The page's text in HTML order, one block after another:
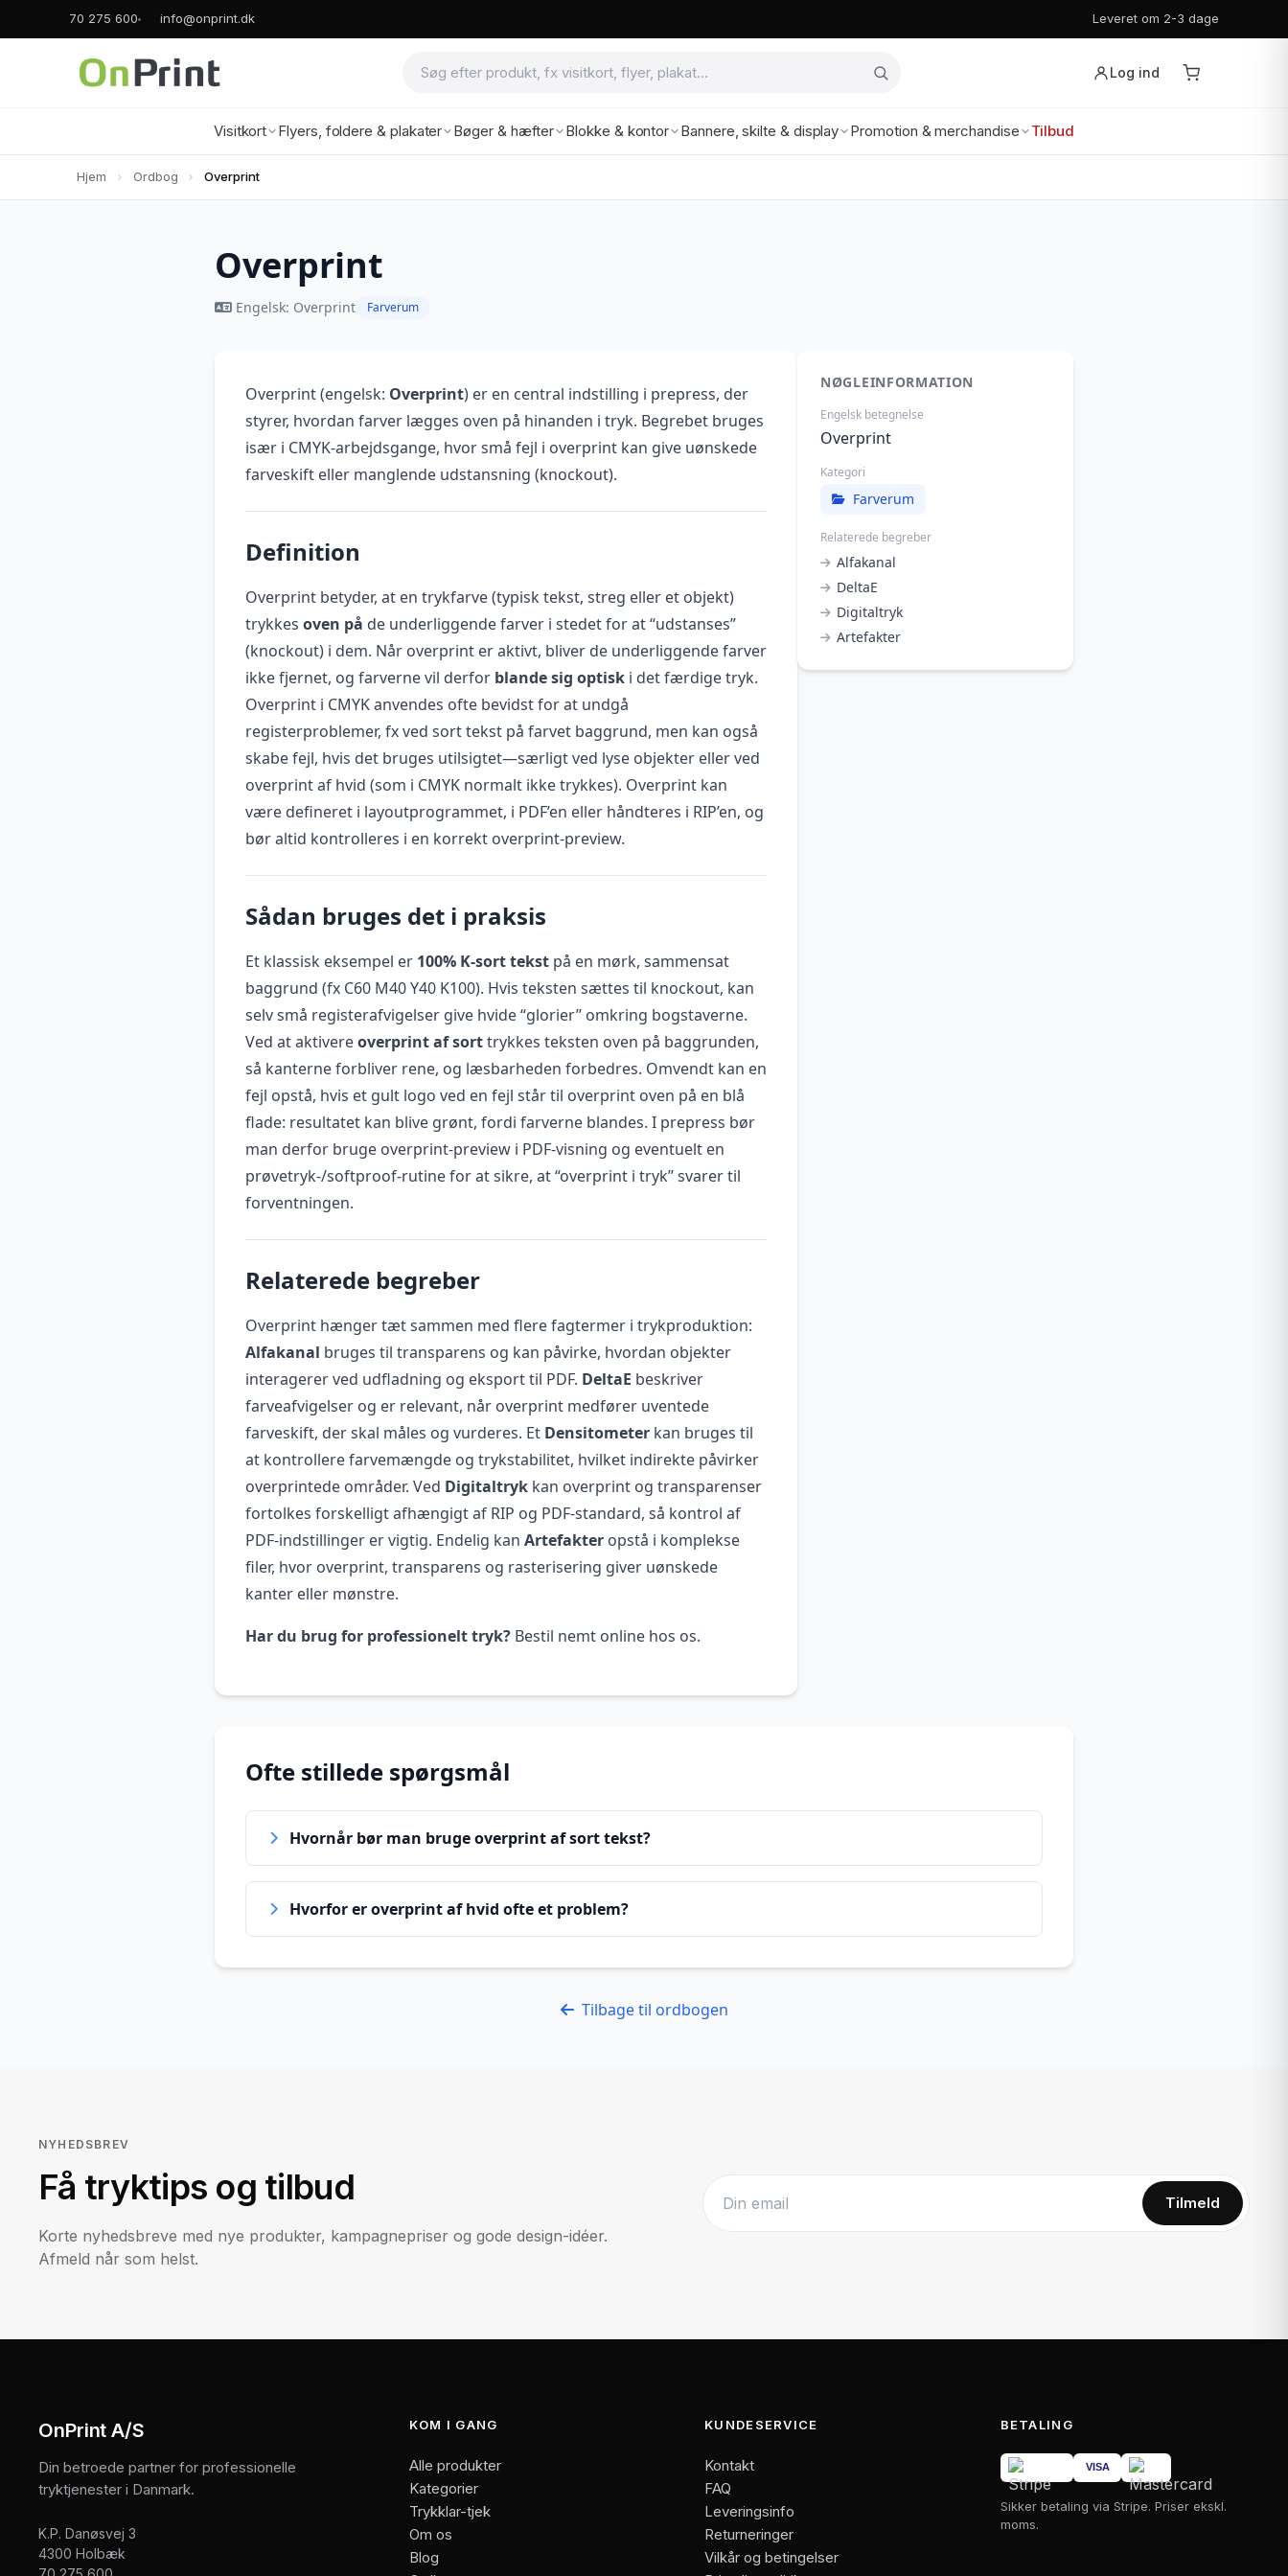
70 275 600 info@onprint.dk Leveret om 2-3 dage
Log ind
Visitkort Flyers, foldere & plakater Bøger & hæfter Blokke & kontor Bannere, skilte & display Promotion & merchandise Tilbud
Hjem Ordbog Overprint
Overprint
Engelsk: Overprint Farverum
Overprint (engelsk: Overprint) er en central indstilling i prepress, der
styrer, hvordan farver lægges oven på hinanden i tryk. Begrebet bruges
især i CMYK-arbejdsgange, hvor små fejl i overprint kan give uønskede
farveskift eller manglende udstansning (knockout).
Definition
Overprint betyder, at en trykfarve (typisk tekst, streg eller et objekt)
trykkes oven på de underliggende farver i stedet for at “udstanses”
(knockout) i dem. Når overprint er aktivt, bliver de underliggende farver
ikke fjernet, og farverne vil derfor blande sig optisk i det færdige tryk.
Overprint i CMYK anvendes ofte bevidst for at undgå
registerproblemer, fx ved sort tekst på farvet baggrund, men kan også
skabe fejl, hvis det bruges utilsigtet—særligt ved lyse objekter eller ved
overprint af hvid (som i CMYK normalt ikke trykkes). Overprint kan
være defineret i layoutprogrammet, i PDF’en eller håndteres i RIP’en, og
bør altid kontrolleres i en korrekt overprint-preview.
Sådan bruges det i praksis
Et klassisk eksempel er 100% K-sort tekst på en mørk, sammensat
baggrund (fx C60 M40 Y40 K100). Hvis teksten sættes til knockout, kan
selv små registerafvigelser give hvide “glorier” omkring bogstaverne.
Ved at aktivereoverprint af sorttrykkes teksten oven på baggrunden,
så kanterne forbliver rene, og læsbarheden forbedres. Omvendt kan en
fejl opstå, hvis et gult logo ved en fejl står til overprint oven på en blå
flade: resultatet kan blive grønt, fordi farverne blandes. I prepress bør
man derfor bruge overprint-preview i PDF-visning og eventuelt en
prøvetryk-/softproof-rutine for at sikre, at “overprint i tryk” svarer til
forventningen.
Relaterede begreber
Overprint hænger tæt sammen med flere fagtermer i trykproduktion:
Alfakanal bruges til transparens og kan påvirke, hvordan objekter
interagerer ved udfladning og eksport til PDF. DeltaE beskriver
farveafvigelser og er relevant, når overprint medfører uventede
farveskift, der skal måles og vurderes. Et Densitometer kan bruges til
at kontrollere farvemængde og trykstabilitet, hvilket indirekte påvirker
overprintede områder. Ved Digitaltryk kan overprint og transparenser
fortolkes forskelligt afhængigt af RIP og PDF-standard, så kontrol af
PDF-indstillinger er vigtig. Endelig kan Artefakter opstå i komplekse
filer, hvor overprint, transparens og rasterisering giver uønskede
kanter eller mønstre.
Har du brug for professionelt tryk? Bestil nemt online hos os.
NØGLEINFORMATION
Engelsk betegnelse
Overprint
Kategori
Farverum
Relaterede begreber
Alfakanal
DeltaE
Digitaltryk
Artefakter
Ofte stillede spørgsmål
Hvornår bør man bruge overprint af sort tekst?
Hvorfor er overprint af hvid ofte et problem?
Tilbage til ordbogen
NYHEDSBREV
Få tryktips og tilbud
Korte nyhedsbreve med nye produkter, kampagnepriser og gode design-idéer.
Afmeld når som helst.
Tilmeld
OnPrint A/S
Din betroede partner for professionelle
tryktjenester i Danmark.
K.P. Danøsvej 3
4300 Holbæk
KOM I GANG
Alle produkter
Kategorier
Trykklar-tjek
Om os
Blog
KUNDESERVICE
Kontakt
FAQ
Leveringsinfo
Returneringer
Vilkår og betingelser
BETALING
Sikker betaling via Stripe. Priser ekskl.
moms.